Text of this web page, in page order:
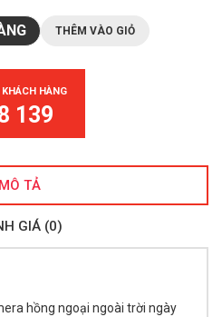
THÊM VÀO GIỎ
HÀNG
139
MÔ TẢ
GIÁ (0)
hồng ngoại ngoài trời ngày